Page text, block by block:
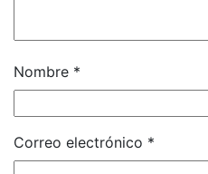
Nombre *
Correo electrónico *